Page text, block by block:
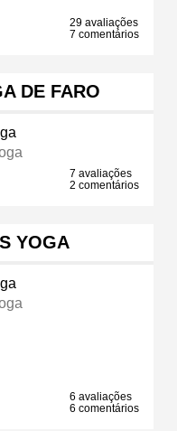
29 avaliações
7 comentários
DE FARO
7 avaliações
2 comentários
YOGA
6 avaliações
6 comentários